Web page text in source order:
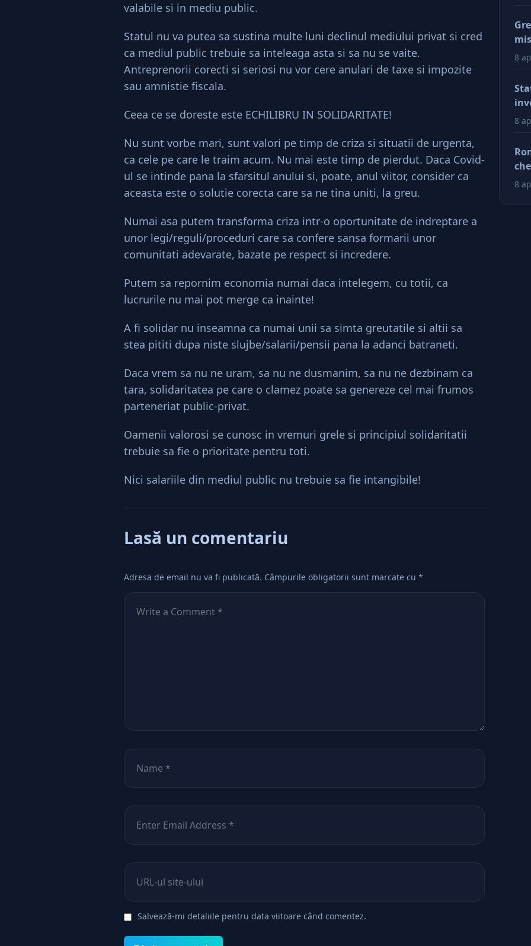
valabile si in mediu public.
Statul nu va putea sa sustina multe luni declinul mediului privat si cred
ca mediul public trebuie sa inteleaga asta si sa nu se vaite.
Antreprenorii corecti si seriosi nu vor cere anulari de taxe si impozite
sau amnistie fiscala.
Ceea ce se doreste este ECHILIBRU IN SOLIDARITATE!
Nu sunt vorbe mari, sunt valori pe timp de criza si situatii de urgenta,
ca cele pe care le traim acum. Nu mai este timp de pierdut. Daca Covid-
ul se intinde pana la sfarsitul anului si, poate, anul viitor, consider ca
aceasta este o solutie corecta care sa ne tina uniti, la greu.
Numai asa putem transforma criza intr-o oportunitate de indreptare a
unor legi/reguli/proceduri care sa confere sansa formarii unor
comunitati adevarate, bazate pe respect si incredere.
Putem sa repornim economia numai daca intelegem, cu totii, ca
lucrurile nu mai pot merge ca inainte!
A fi solidar nu inseamna ca numai unii sa simta greutatile si altii sa
stea pititi dupa niste slujbe/salarii/pensii pana la adanci batraneti.
Daca vrem sa nu ne uram, sa nu ne dusmanim, sa nu ne dezbinam ca
tara, solidaritatea pe care o clamez poate sa genereze cel mai frumos
parteneriat public-privat.
Oamenii valorosi se cunosc in vremuri grele si principiul solidaritatii
trebuie sa fie o prioritate pentru toti.
Nici salariile din mediul public nu trebuie sa fie intangibile!
Lasă un comentariu
Adresa de email nu va fi publicată. Câmpurile obligatorii sunt marcate cu *
Salvează-mi detaliile pentru data viitoare când comentez.
8
rău
8
8